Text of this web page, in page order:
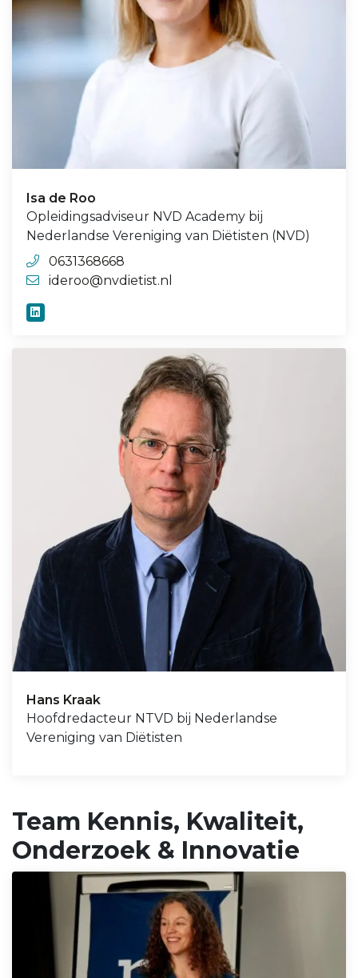
Isa de Roo
Opleidingsadviseur NVD Academy bij
Nederlandse Vereniging van Diëtisten (NVD)
0631368668
ideroo@nvdietist.nl
Hans Kraak
Hoofdredacteur NTVD bij Nederlandse
Vereniging van Diëtisten
Team Kennis, Kwaliteit,
Onderzoek & Innovatie